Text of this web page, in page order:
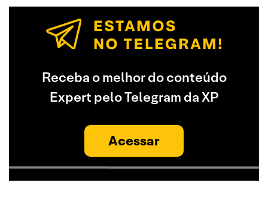
Receba o melhor do conteúdo
Expert pelo Telegram da XP
Acessar